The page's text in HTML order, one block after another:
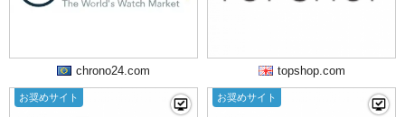
chrono24.com topshop.com
お奨めサイト お奨めサイト